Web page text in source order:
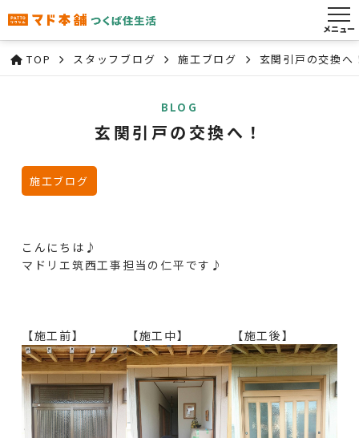
メニュー
TOP スタッフブログ 施工ブログ 玄関引戸の交換へ
BLOG
玄関引戸の交換へ！
施工ブログ
こんにちは♪
マドリエ筑西工事担当の仁平です♪
【施工前】 【施工中】 【施工後】